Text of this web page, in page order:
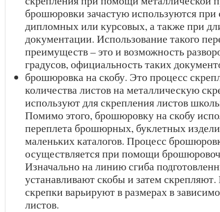
брошюровки зачастую используются при
дипломных или курсовых, а также при
документации. Использование такого
преимуществ – это и возможность
градусов, официальность таких
брошюровка на скобу. Это процесс
количества листов на металлическую
используют для скрепления листов
Помимо этого, брошюровку на скобу
переплета брошюрных, буклетных
маленьких каталогов. Процесс
осуществляется при помощи
Изначально на линию сгиба
устанавливают скобы и затем
скрепки варьируют в размерах в
листов.